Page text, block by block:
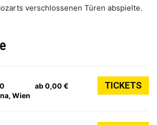
verschlossenen Türen abspielte.
Wien
ab 0,00 € TICKETS